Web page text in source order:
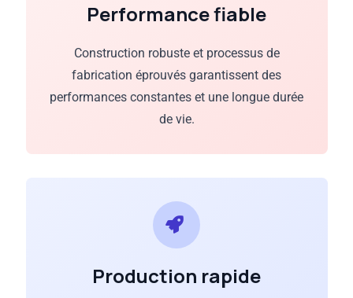
Performance fiable
Construction robuste et processus de
fabrication éprouvés garantissent des
performances constantes et une longue durée
de vie.
Production rapide